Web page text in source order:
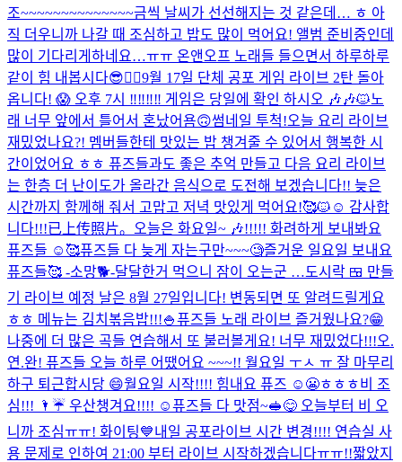
조~~~~~~~~~~~~~~금씩 날씨가 선선해지는 것 같은데… ㅎ 아
직 더우니까 나갈 때 조심하고 밥도 많이 먹어요! 앨범 준비중인데
많이 기다리게하네요…ㅠㅠ 온앤오프 노래들 들으면서 하루하루
같이 힘 내봅시다😎❤️‍🔥9월 17일 단체 공포 게임 라이브 2탄 돌아
옵니다! 😱 오후 7시 ‼️‼️‼️‼️ 게임은 당일에 확인 하시오 🎶🎶🐱노
래 너무 앞에서 틀어서 혼났어욤🙃썸네일 투척!오늘 요리 라이브
재밌었나요?! 멤버들한테 맛있는 밥 챙겨줄 수 있어서 행복한 시
간이었어요 ㅎㅎ 퓨즈들과도 좋은 추억 만들고 다음 요리 라이브
는 한층 더 난이도가 올라간 음식으로 도전해 보겠습니다!! 늦은
시간까지 함께해 줘서 고맙고 저녁 맛있게 먹어요!🥰🐱☺️ 감사합
니다!!!已上传照片。
오늘은 화요일~ 🎶!!!!! 화려하게 보내봐요
퓨즈들 ☺️🥰퓨즈들 다 늦게 자는구만~~~🧐즐거운 일요일 보내요
퓨즈들🥰 -소망🐕-달달한거 먹으니 잠이 오는군 …도시락 🍱 만들
기 라이브 예정 날은 8월 27일입니다! 변동되면 또 알려드릴게요
ㅎㅎ 메뉴는 김치볶음밥!!!🍚퓨즈들 노래 라이브 즐거웠나요?😁
나중에 더 많은 곡들 연습해서 또 불러볼게요! 너무 재밌었다!!!오.
연.완! 퓨즈들 오늘 하루 어땠어요 ~~~!! 월요일 ㅜㅅ ㅠ 잘 마무리
하구 퇴근합시당 😄월요일 시작!!!! 힘내요 퓨즈 ☺️😬ㅎㅎㅎ비 조
심!!! 🌂☔️ 우산챙겨요!!!! ☺️퓨즈들 다 맛점~🥪😋 오늘부터 비 오
니까 조심ㅠㅠ! 화이팅💙내일 공포라이브 시간 변경!!!! 연습실 사
용 문제로 인하여 21:00 부터 라이브 시작하겠습니다ㅠㅠ!!짧았지